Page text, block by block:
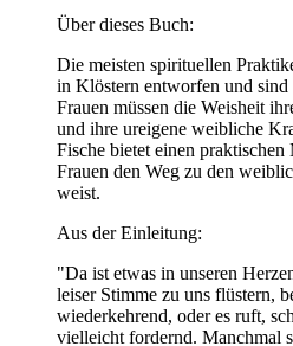
Über dieses Buch:
Die meisten spirituellen
in Klöstern entworfen und sind
Frauen müssen die Weisheit
und ihre ureigene weibliche
Fische bietet einen
Frauen den Weg zu den
weist.
Aus der Einleitung:
"Da ist etwas in unseren
leiser Stimme zu uns flüstern,
wiederkehrend, oder es ruft,
vielleicht fordernd. Manchmal